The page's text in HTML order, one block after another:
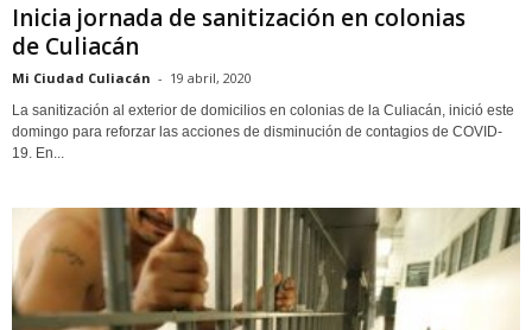
Inicia jornada de sanitización en colonias
de Culiacán
Mi Ciudad Culiacán - 19 abril, 2020
La sanitización al exterior de domicilios en colonias de la Culiacán, inició este
domingo para reforzar las acciones de disminución de contagios de COVID-
19. En...